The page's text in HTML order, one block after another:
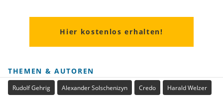
Hier kostenlos erhalten!
THEMEN & AUTOREN
Rudolf Gehrig Alexander Solschenizyn Credo Harald Welzer